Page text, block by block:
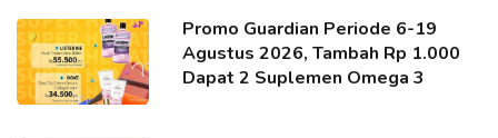
Promo Guardian Periode 6-19
Agustus 2026, Tambah Rp 1.000
Dapat 2 Suplemen Omega 3